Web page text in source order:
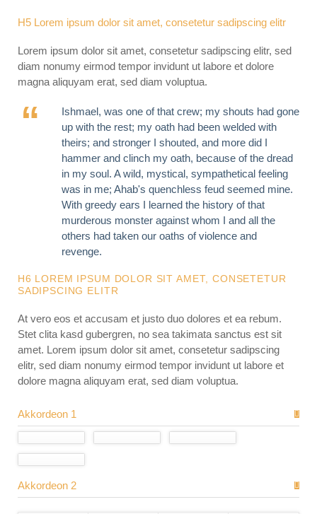
H5 Lorem ipsum dolor sit amet, consetetur sadipscing elitr
Lorem ipsum dolor sit amet, consetetur sadipscing elitr, sed
diam nonumy eirmod tempor invidunt ut labore et dolore
magna aliquyam erat, sed diam voluptua.
Ishmael, was one of that crew; my shouts had gone
up with the rest; my oath had been welded with
theirs; and stronger I shouted, and more did I
hammer and clinch my oath, because of the dread
in my soul. A wild, mystical, sympathetical feeling
was in me; Ahab's quenchless feud seemed mine.
With greedy ears I learned the history of that
murderous monster against whom I and all the
others had taken our oaths of violence and
revenge.
H6 LOREM IPSUM DOLOR SIT AMET, CONSETETUR
SADIPSCING ELITR
At vero eos et accusam et justo duo dolores et ea rebum.
Stet clita kasd gubergren, no sea takimata sanctus est sit
amet. Lorem ipsum dolor sit amet, consetetur sadipscing
elitr, sed diam nonumy eirmod tempor invidunt ut labore et
dolore magna aliquyam erat, sed diam voluptua.
Akkordeon 1
Akkordeon 2